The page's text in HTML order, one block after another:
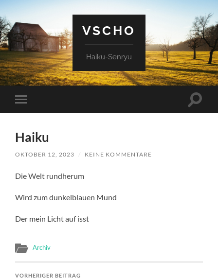
VSCHO
Haiku-Senryu
Mobile-
Menü
Haiku
OKTOBER 12, 2023 / KEINE KOMMENTARE
Die Welt rundherum
Wird zum dunkelblauen Mund
Der mein Licht auf isst
Archiv
VORHERIGER BEITRAG